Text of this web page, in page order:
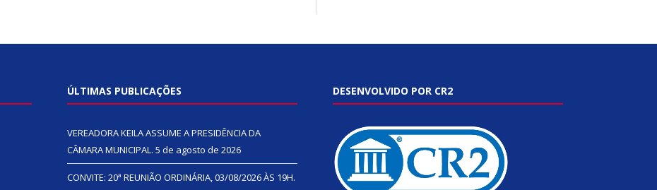
ÚLTIMAS PUBLICAÇÕES
VEREADORA KEILA ASSUME A PRESIDÊNCIA DA
CÂMARA MUNICIPAL. 5 de agosto de 2026
CONVITE: 20ª REUNIÃO ORDINÁRIA, 03/08/2026 ÀS 19H.
DESENVOLVIDO POR CR2